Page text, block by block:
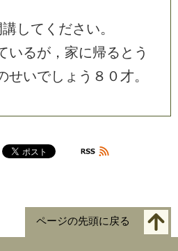
講 して く ださ い。
いるが ， 家に帰る と う
せいでし ょ う ８ ０ 才。
ページの先頭に戻る